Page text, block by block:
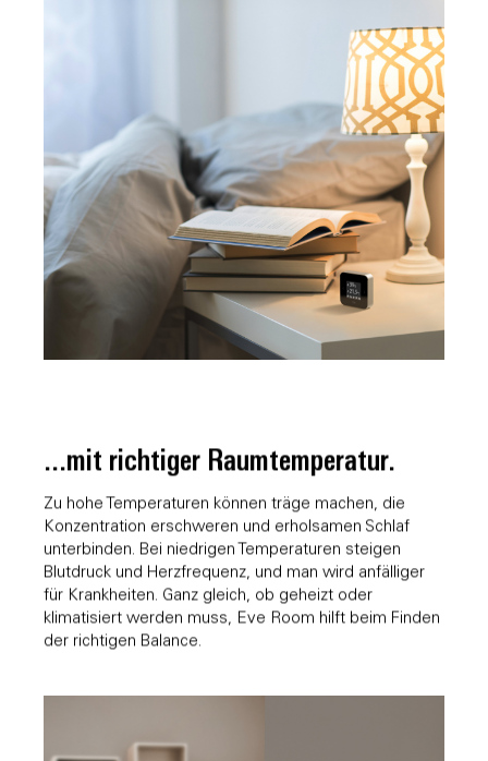
...mit richtiger Raumtemperatur.
Zu hohe Temperaturen können träge machen, die
Konzentration erschweren und erholsamen Schlaf
unterbinden. Bei niedrigen Temperaturen steigen
Blutdruck und Herzfrequenz, und man wird anfälliger
für Krankheiten. Ganz gleich, ob geheizt oder
klimatisiert werden muss, Eve Room hilft beim Finden
der richtigen Balance.